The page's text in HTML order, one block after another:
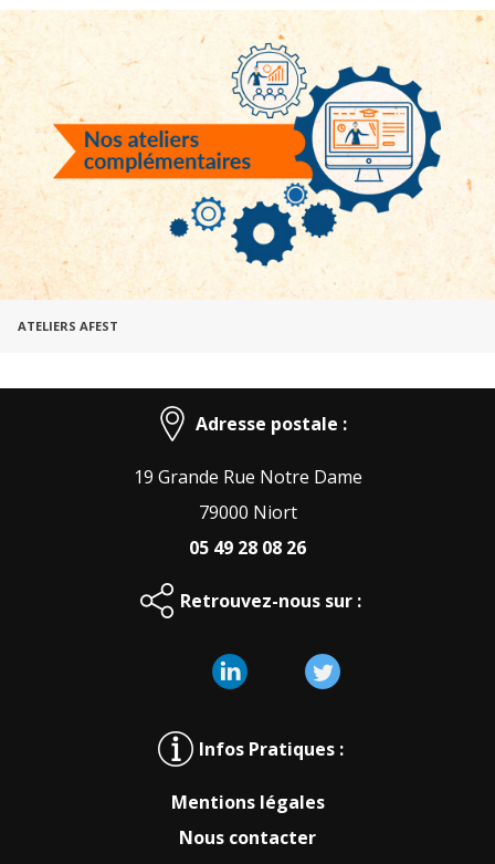
ATELIERS AFEST
Adresse postale :
19 Grande Rue Notre Dame
79000 Niort
05 49 28 08 26
Retrouvez-nous sur :
Infos Pratiques :
Mentions légales
Nous contacter